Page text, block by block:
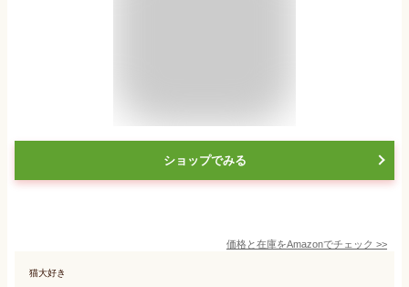
ショップでみる
価格と在庫をAmazonでチェック >>
猫大好き